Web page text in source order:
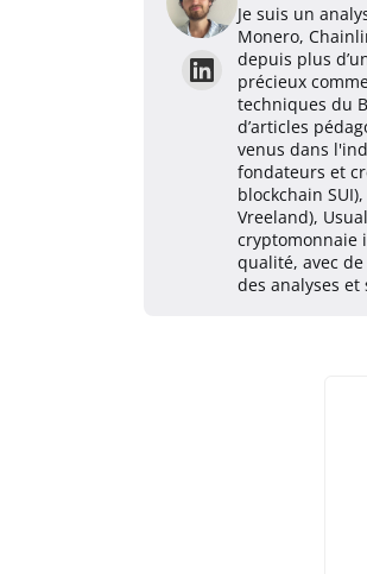
Je suis un
Monero,
depuis plus
précieux
techniques du
d’articles
venus dans
fondateurs et
blockchain
Vreeland),
cryptomonnaie
qualité, avec
des analyses